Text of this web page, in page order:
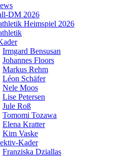
DM 2026
Heimspiel 2026
Irmgard Bensusan
Johannes Floors
Markus Rehm
Léon Schäfer
Nele Moos
Lise Petersen
Jule Roß
Tomomi Tozawa
Elena Kratter
Kim Vaske
Kader
Franziska Dziallas